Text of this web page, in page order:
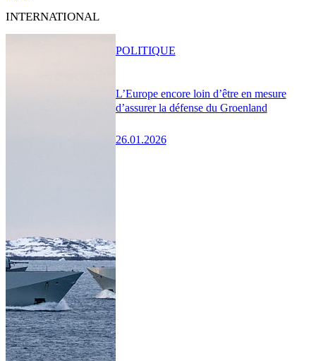
INTERNATIONAL
L’Europe encore loin d’être en mesure
d’assurer la défense du Groenland
26.01.2026
POLITIQUE